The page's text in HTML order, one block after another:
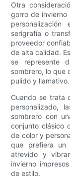
Otra
gorro de invierno
serigrafía o
proveedor
de alta calidad.
se represente
sombrero, lo que
pulido y llamativo.
Cuando se trata
personalizado,
sombrero con
conjunto clásico
de color y
que prefiera un
atrevido y
invierno
de estilo.